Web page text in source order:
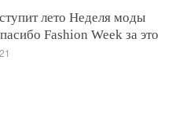
лето Неделя моды
Fashion Week за это